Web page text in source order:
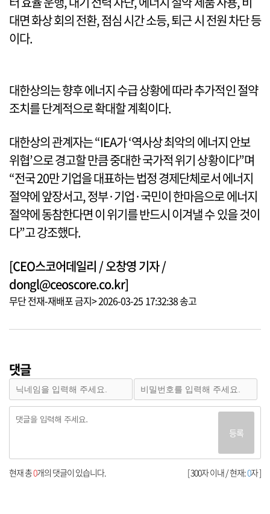
대면 화상 회의 전환, 점심 시간 소등, 퇴근 시 전원 차단 등
이다.
대한상의는 향후 에너지 수급 상황에 따라 추가적인 절약
조치를 단계적으로 확대할 계획이다.
대한상의 관계자는 “IEA가 ‘역사상 최악의 에너지 안보
위협’으로 경고할 만큼 중대한 국가적 위기 상황이다”며
“전국 20만 기업을 대표하는 법정 경제단체로서 에너지
절약에 앞장서고, 정부·기업·국민이 한마음으로 에너지
절약에 동참한다면 이 위기를 반드시 이겨낼 수 있을 것이
다”고 강조했다.
[CEO스코어데일리 / 오창영 기자 /
dongl@ceoscore.co.kr]
무단 전재-재배포 금지> 2026-03-25 17:32:38 송고
댓글
등록
[ 300자 이내 / 현재:0자 ]
현재 총0개의 댓글이 있습니다.